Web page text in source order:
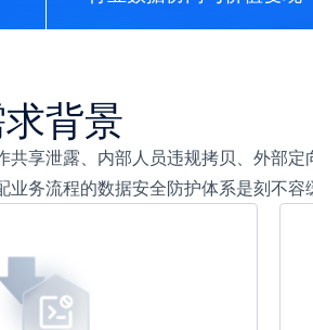
背景
享泄露、内部人员违规拷贝、外部
务流程的数据安全防护体系是刻不